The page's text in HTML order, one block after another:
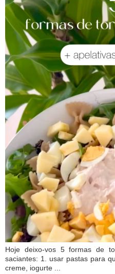
Hoje deixo-vos 5 formas de
saciantes: 1. usar pastas para
creme, iogurte ...